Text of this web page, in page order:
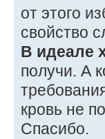
от этого
свойство
В идеале
получи. А
кровь не
Спасибо.